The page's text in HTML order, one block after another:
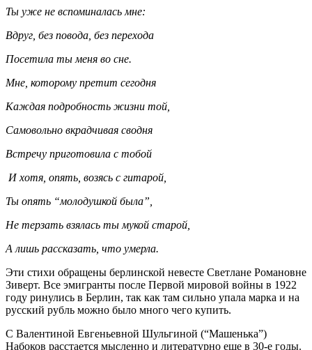
Ты уже не вспоминалась мне:
Вдруг, без повода, без перехода
Посетила ты меня во сне.
Мне, которому претит сегодня
Каждая подробность жизни той,
Самовольно вкрадчивая сводня
Встречу приготовила с тобой
И хотя, опять, возясь с гитарой,
Ты опять “молодушкой была”,
Не терзать взялась ты мукой старой,
А лишь рассказать, что умерла.
Эти стихи обращены берлинской невесте Светлане Романовне
Зиверт. Все эмигранты после Первой мировой войны в 1922
году ринулись в Берлин, так как там сильно упала марка и на
русский рубль можно было много чего купить.
С Валентиной Евгеньевной Шульгиной (“Машенька”)
Набоков расстается мысленно и литературно еще в 30-е годы.